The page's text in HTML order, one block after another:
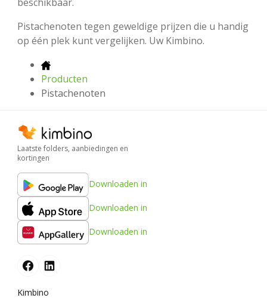
Pistachenoten tegen geweldige prijzen die u handig
op één plek kunt vergelijken. Uw Kimbino.
Producten
Pistachenoten
Laatste folders, aanbiedingen en
kortingen
Downloaden in
Downloaden in
Downloaden in
Kimbino